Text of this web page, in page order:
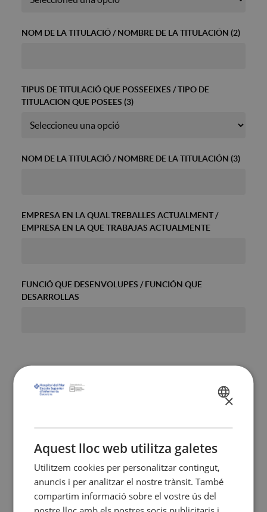
NOM DE LA TITULACIÓ / NOMBRE DE LA TITULACIÓN (2)
TIPUS DE TITULACIÓ QUE POSSEEIXES / TIPO DE
TITULACIÓN QUE POSEES (3)
NOM DE LA TITULACIÓ / NOMBRE DE LA TITULACIÓN (3)
EMPRESA EN LA QUAL TREBALLES ACTUALMENT /
EMPRESA EN LA QUE TRABAJAS ACTUALMENTE
FUNCIÓ QUE DESENVOLUPES / FUNCIÓN QUE
DESARROLLAS
DESCUENTOS APLICABLES A LA MATRÍCULA*
INDICA SI PERTANYS A ALGUNA D'AQUESTES
INSTITUCIONS / INDICA SI PERTENECES A ALGUNA DE
ESTAS INSTITUCIONES:
SPANISH
×
Aquest lloc web utilitza galetes
Utilitzem cookies per personalitzar contingut,
anuncis i per analitzar el nostre trànsit. També
compartim informació sobre el vostre ús del
nostre lloc amb els nostres socis publicitaris i